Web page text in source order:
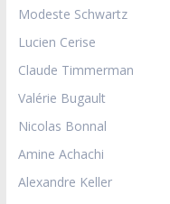
Modeste Schwartz
Lucien Cerise
Claude Timmerman
Valérie Bugault
Nicolas Bonnal
Amine Achachi
Alexandre Keller